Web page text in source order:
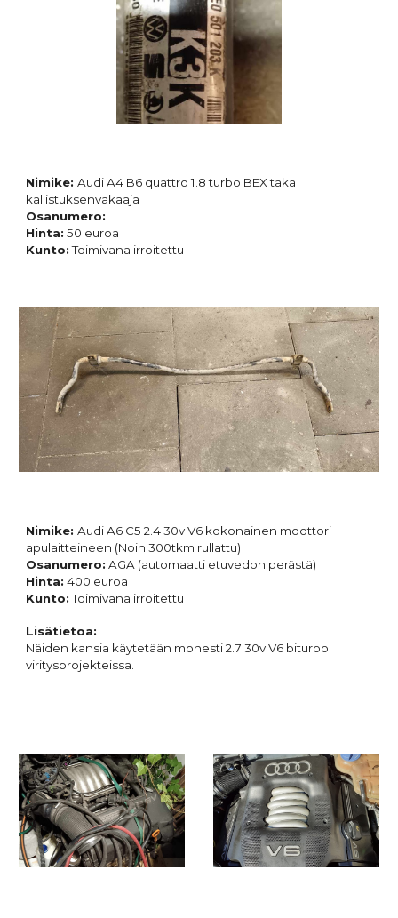
Nimike:Audi A4 B6 quattro 1.8 turbo BEXtaka
kallistuksenvakaaja
Osanumero:
Hinta: 50 euroa
Kunto:Toimivana irroitettu
Nimike:Audi A6 C5 2.4 30v V6 kokonainen moottori
apulaitteineen (Noin 300tkm rullattu)
Osanumero: AGA (automaatti etuvedon perästä)
Hinta: 400 euroa
Kunto:Toimivana irroitettu
Lisätietoa:
Näiden kansia käytetään monesti 2.7 30v V6 biturbo
viritysprojekteissa.